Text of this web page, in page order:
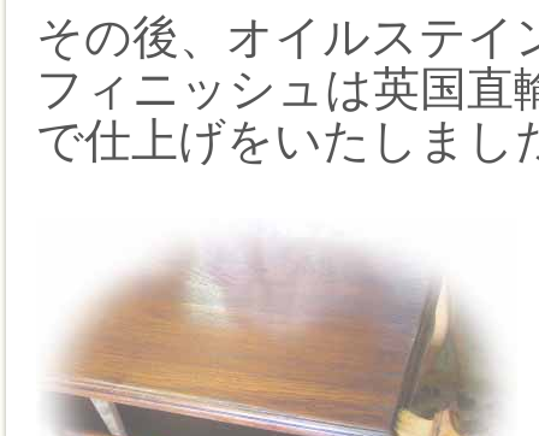
その後、オイルステイ
フィニッシュは英国直
で仕上げをいたしまし